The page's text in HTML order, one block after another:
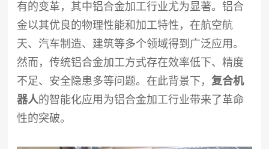
有的变革，其中铝合金加工行业尤为显著。铝合
金以其优良的物理性能和加工特性，在航空航
天、汽车制造、建筑等多个领域得到广泛应用。
然而，传统铝合金加工方式存在效率低下、精度
不足、安全隐患多等问题。在此背景下，复合机
器人的智能化应用为铝合金加工行业带来了革命
性的突破。